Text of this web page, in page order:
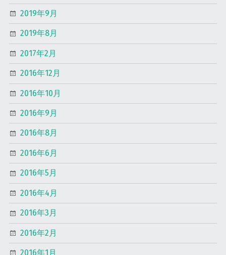
2019年9月
2019年8月
2017年2月
2016年12月
2016年10月
2016年9月
2016年8月
2016年6月
2016年5月
2016年4月
2016年3月
2016年2月
2016年1月